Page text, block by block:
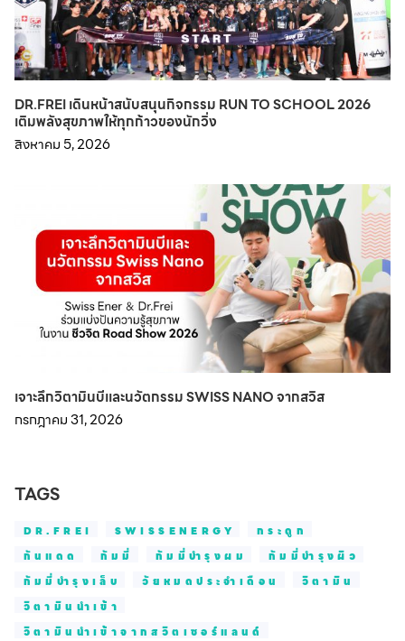
DR.FREI เดินหน้าสนับสนุนกิจกรรม RUN TO SCHOOL 2026
เติมพลังสุขภาพให้ทุกก้าวของนักวิ่ง
สิงหาคม 5, 2026
เจาะลึกวิตามินบีและนวัตกรรม SWISS NANO จากสวิส
กรกฎาคม 31, 2026
TAGS
DR.FREI SWISSENERGY
กระดูก
กันแดด
กัมมี่ กัมมี่บำรุงผม
กัมมี่บำรุงผิว
กัมมี่บำรุงเล็บ
วัยหมดประจำเดือน
วิตามิน
วิตามินนำเข้า
วิตามินนำเข้าจากสวิตเซอร์แลนด์